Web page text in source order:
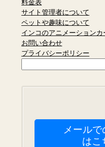
料金表
サイト管理者について
ペットや趣味について
インコのアニメーションカ
お問い合わせ
プライバシーポリシー
メール
はこ